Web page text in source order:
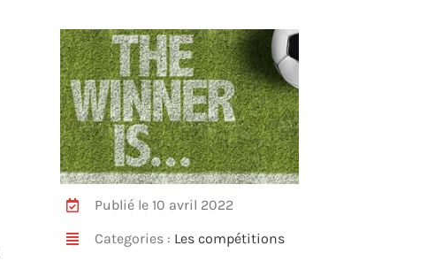
Publié le 10 avril 2022
Categories : Les compétitions